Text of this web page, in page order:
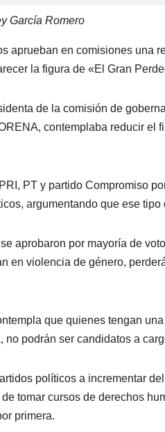
García Romero
aprueban en comisiones una
la figura de «El Gran
de la comisión de
contemplaba reducir el
PT y partido Compromiso
argumentando que ese
aprobaron por mayoría de
en violencia de género,
que quienes tengan
no podrán ser candidatos a
políticos a incrementar
tomar cursos de derechos
primera.